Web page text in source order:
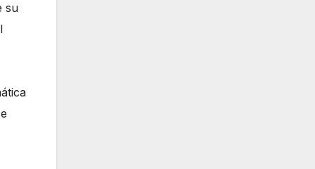
su